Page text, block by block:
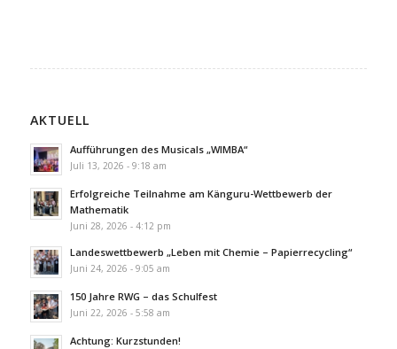
AKTUELL
Aufführungen des Musicals „WIMBA“
Juli 13, 2026 - 9:18 am
Erfolgreiche Teilnahme am Känguru-Wettbewerb der
Mathematik
Juni 28, 2026 - 4:12 pm
Landeswettbewerb „Leben mit Chemie – Papierrecycling“
Juni 24, 2026 - 9:05 am
150 Jahre RWG – das Schulfest
Juni 22, 2026 - 5:58 am
Achtung: Kurzstunden!